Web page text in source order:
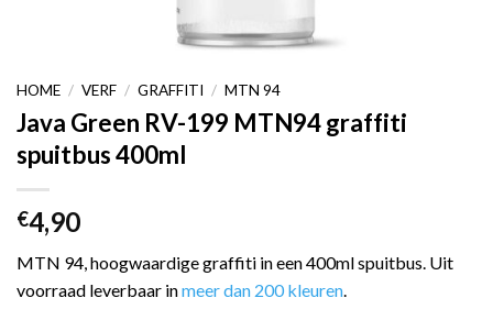
HOME / VERF / GRAFFITI / MTN 94
Java Green RV-199 MTN94 graffiti
spuitbus 400ml
€4,90
MTN 94, hoogwaardige graffiti in een 400ml spuitbus. Uit
voorraad leverbaar inmeer dan 200 kleuren.